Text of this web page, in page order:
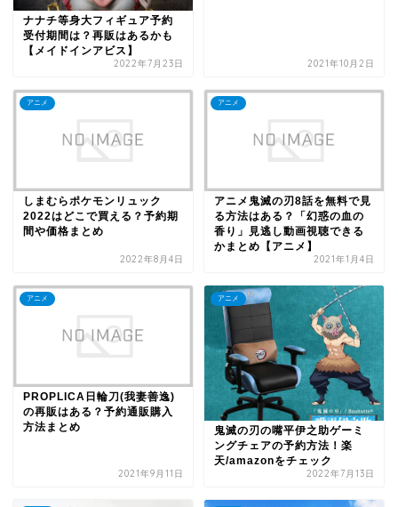
ナナチ等身大フィギュア予約
受付期間は？再販はあるかも
【メイドインアビス】
2022年7月23日 2021年10月2日
アニメ
しまむらポケモンリュック
2022はどこで買える？予約期
間や価格まとめ
2022年8月4日
アニメ
アニメ鬼滅の刃8話を無料で見
る方法はある？「幻惑の血の
香り」見逃し動画視聴できる
かまとめ【アニメ】
2021年1月4日
アニメ
PROPLICA日輪刀(我妻善逸)
の再販はある？予約通販購入
方法まとめ
2021年9月11日
アニメ
鬼滅の刃の嘴平伊之助ゲーミ
ングチェアの予約方法！楽
天/amazonをチェック
2022年7月13日